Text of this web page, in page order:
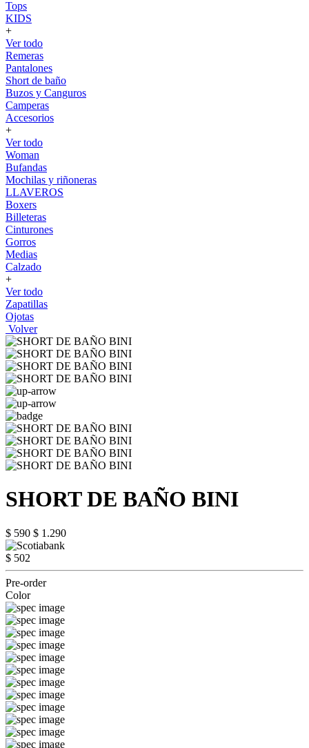
Tops
KIDS
+
Ver todo
Remeras
Pantalones
Short de baño
Buzos y Canguros
Camperas
Accesorios
+
Ver todo
Woman
Bufandas
Mochilas y riñoneras
LLAVEROS
Boxers
Billeteras
Cinturones
Gorros
Medias
Calzado
+
Ver todo
Zapatillas
Ojotas
Volver
SHORT DE BAÑO BINI
$ 590 $ 1.290
$ 502
Pre-order
Color